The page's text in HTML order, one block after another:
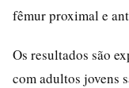
fêmur proximal e
Os resultados são
com adultos jovens